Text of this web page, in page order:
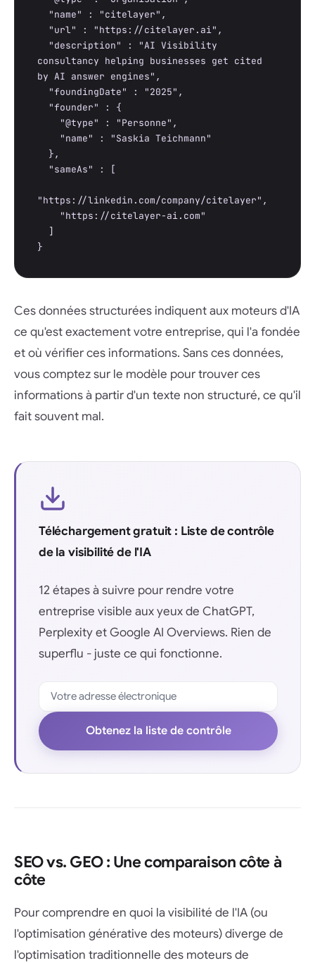
consultancy helping businesses get cited
by AI answer engines",
"https://linkedin.com/company/citelayer",
}
Ces données structurées indiquent aux moteurs d'IA
ce qu'est exactement votre entreprise, qui l'a fondée
et où vérifier ces informations. Sans ces données,
vous comptez sur le modèle pour trouver ces
informations à partir d'un texte non structuré, ce qu'il
fait souvent mal.
Téléchargement gratuit : Liste de contrôle
de la visibilité de l'IA
12 étapes à suivre pour rendre votre
entreprise visible aux yeux de ChatGPT,
Perplexity et Google AI Overviews. Rien de
superflu - juste ce qui fonctionne.
Obtenez la liste de contrôle
SEO vs. GEO : Une comparaison côte à
côte
Pour comprendre en quoi la visibilité de l'IA (ou
l'optimisation générative des moteurs) diverge de
l'optimisation traditionnelle des moteurs de